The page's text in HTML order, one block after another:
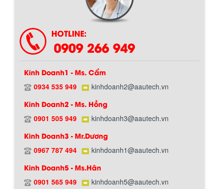
HOTLINE:
0909 266 949
Kinh Doanh1 - Ms. Cẩm
0934 535 949 kinhdoanh2@aautech.vn
Kinh Doanh2 - Ms. Hồng
0901 505 949 kinhdoanh3@aautech.vn
Kinh Doanh3 - Mr.Dương
0967 787 494 kinhdoanh1@aautech.vn
Kinh Doanh5 - Ms.Hân
0901 565 949 kinhdoanh5@aautech.vn
Bồn chứa giải nhiệt sơn, mực in có cấu
tạo gồm 2 lớp inox và được dùng để
Máy trộn bột khô 500kg được thiết kế
thân bồn nằm ngang, với cánh trộn bột
xoay đảo thuận nghịch. Vật liệu...